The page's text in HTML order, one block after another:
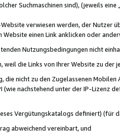
Suchmaschinen sind), (jeweils eine „
verwiesen werden, der Nutzer
einen Link anklicken oder
Nutzungsbedingungen nicht
die Links von Ihrer Website zu
nicht zu den Zugelassenen
(wie nachstehend unter der IP-Lizenz
Vergütungskatalogs definiert) (für
abweichend vereinbart, und